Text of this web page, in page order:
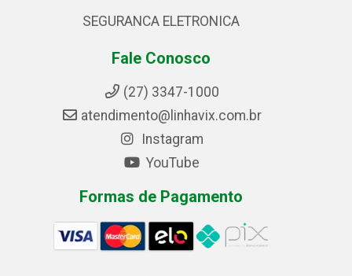
SEGURANCA ELETRONICA
Fale Conosco
(27) 3347-1000
atendimento@linhavix.com.br
Instagram
YouTube
Formas de Pagamento